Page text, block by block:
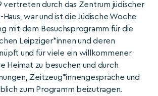
vertreten durch das Zentrum jüdischer
war und ist die Jüdische Woche
mit dem Besuchsprogramm für die
Leipziger*innen und deren
und für viele ein willkommener
Heimat zu besuchen und durch
Zeitzeug*innengespräche und
zum Programm beizutragen.